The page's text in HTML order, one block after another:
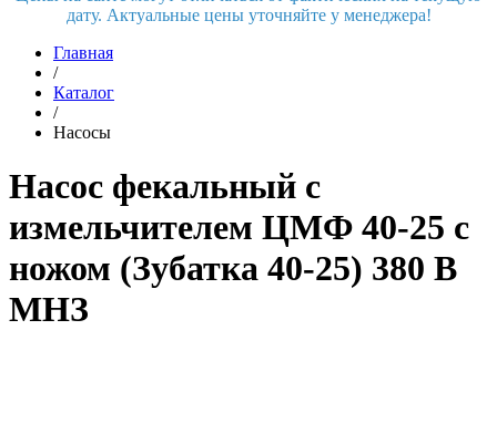
дату. Актуальные цены уточняйте у менеджера!
Главная
/
Каталог
/
Насосы
Насос фекальный с
измельчителем ЦМФ 40-25 с
ножом (Зубатка 40-25) 380 В
МНЗ